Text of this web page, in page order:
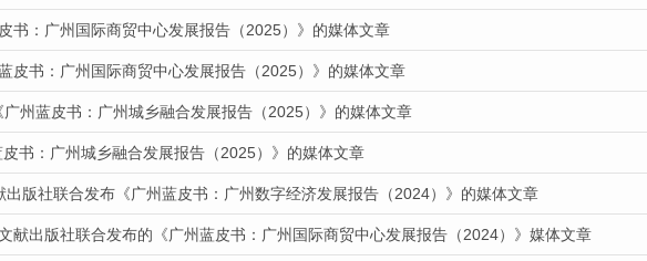
书：广州国际商贸中心发展报告（2025）》的媒体文章
皮书：广州国际商贸中心发展报告（2025）》的媒体文章
州蓝皮书：广州城乡融合发展报告（2025）》的媒体文章
书：广州城乡融合发展报告（2025）》的媒体文章
版社联合发布《广州蓝皮书：广州数字经济发展报告（2024）》的媒体文章
献出版社联合发布的《广州蓝皮书：广州国际商贸中心发展报告（2024）》媒体文章